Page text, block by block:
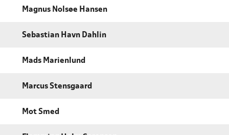
Magnus Nolsøe Hansen
Sebastian Havn Dahlin
Mads Marienlund
Marcus Stensgaard
Mot Smed